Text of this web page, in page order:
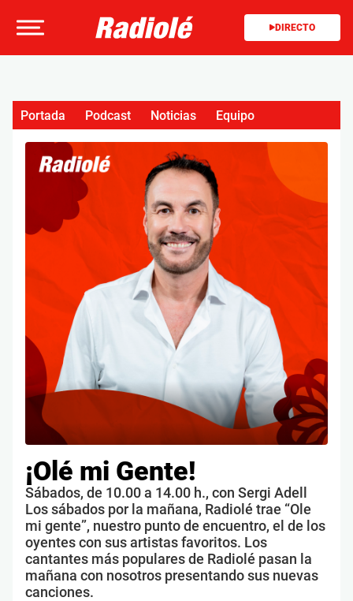
DIRECTO
¡Olé mi Gente!
Sábados, de 10.00 a 14.00 h., con Sergi Adell
Los sábados por la mañana, Radiolé trae “Ole
mi gente”, nuestro punto de encuentro, el de los
oyentes con sus artistas favoritos. Los
cantantes más populares de Radiolé pasan la
mañana con nosotros presentando sus nuevas
canciones.
Portada Podcast Noticias Equipo